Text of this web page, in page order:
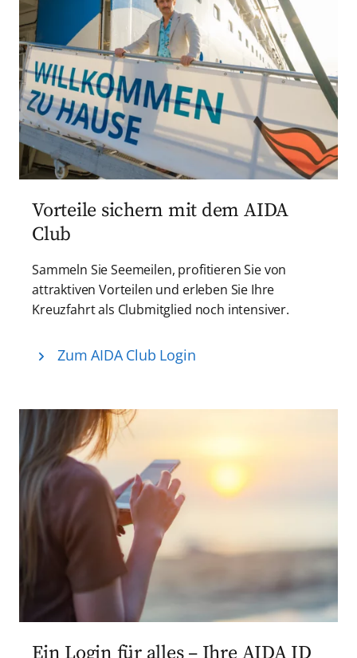
Vorteile sichern mit dem AIDA
Club
Sammeln Sie Seemeilen, profitieren Sie von
attraktiven Vorteilen und erleben Sie Ihre
Kreuzfahrt als Clubmitglied noch intensiver.
Zum AIDA Club Login